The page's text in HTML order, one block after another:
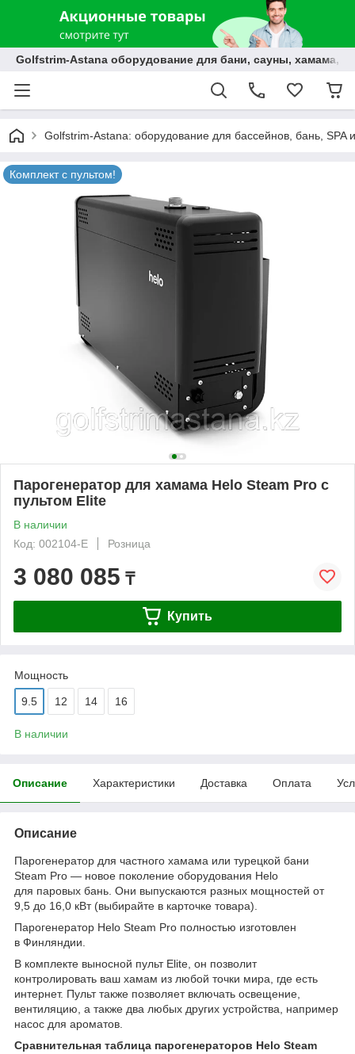
Golfstrim-Astana оборудование для бани, сауны, хамама,
Golfstrim-Astana: оборудование для бассейнов, бань, SPA
Комплект с пультом!
Парогенератор для хамама Helo Steam Pro с
пультом Elite
В наличии
Код: 002104-E
Розница
3 080 085 ₸
Купить
Мощность
9.5 12 14 16
В наличии
Описание Характеристики Доставка Оплата
Описание
Парогенератор для частного хамама или турецкой бани
Steam Pro — новое поколение оборудования Helo
для паровых бань. Они выпускаются разных мощностей от
9,5 до 16,0 кВт (выбирайте в карточке товара).
Парогенератор Helo Steam Pro полностью изготовлен
в Финляндии.
В комплекте выносной пульт Elite, он позволит
контролировать ваш хамам из любой точки мира, где есть
интернет. Пульт также позволяет включать освещение,
вентиляцию, а также два любых других устройства, например
насос для ароматов.
Сравнительная таблица парогенераторов Helo Steam